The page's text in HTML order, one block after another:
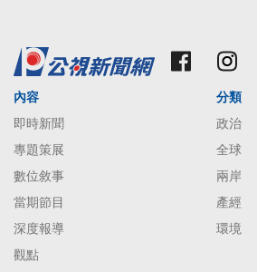
內容
即時新聞
專題策展
數位敘事
當期節目
深度報導
觀點
分類
政治
全球
兩岸
產經
環境